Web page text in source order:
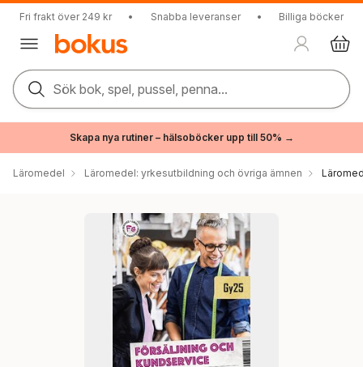
Fri frakt över 249 kr • Snabba leveranser • Billiga böcker
Sök bok, spel, pussel, penna...
Skapa nya rutiner – hälsoböcker upp till 50% →
Läromedel Läromedel: yrkesutbildning och övriga ämnen